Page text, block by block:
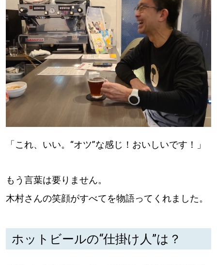
パートナーメディア Sitakkeパートナー
運営会社 広告掲載
利用規約
「これ、いい。“オツ”な感じ！おいしいです！」
もう言葉は要りません。
木村さんの笑顔がすべてを物語ってくれました。
ホットビールの“仕掛け人”は？